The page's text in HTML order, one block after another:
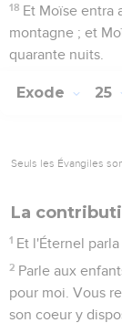
18 Et Moïse entra
montagne ; et
quarante nuits.
Exode 25
Seuls les Évangiles
La
1 Et l'Éternel
2 Parle aux
pour moi. Vous
son coeur y